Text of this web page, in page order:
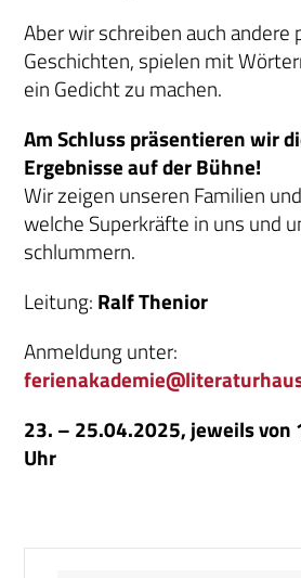
Aber wir schreiben auch andere
Geschichten, spielen mit
ein Gedicht zu machen.
Am Schluss präsentieren wir
Ergebnisse auf der Bühne!
Wir zeigen unseren Familien
welche Superkräfte in uns und
schlummern.
Leitung: Ralf Thenior
Anmeldung unter:
23. – 25.04.2025, jeweils von
Uhr